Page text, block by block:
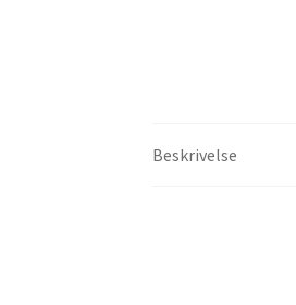
Beskrivelse